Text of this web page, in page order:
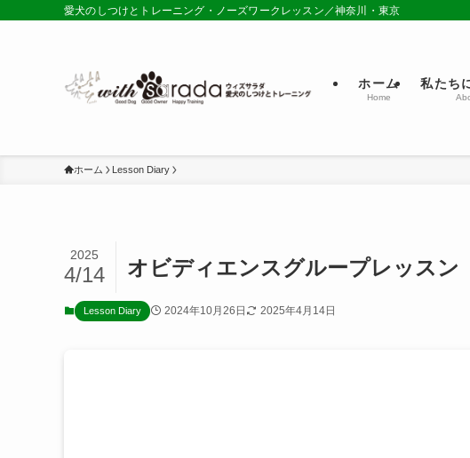
愛犬のしつけとトレーニング・ノーズワークレッスン／神奈川・東京
ホーム
Home
私たち
ホーム Lesson Diary
オビディエンスグループレッスン
2025
4/14
Lesson Diary 2024年10月26日 2025年4月14日